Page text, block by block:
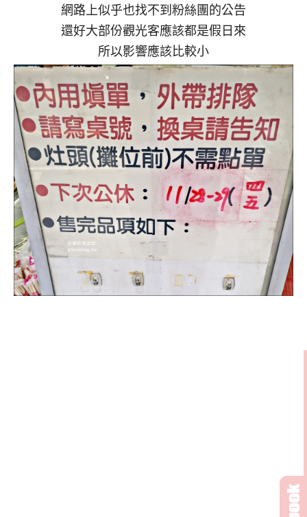
網路上似乎也找不到粉絲團的公告
還好大部份觀光客應該都是假日來
所以影響應該比較小